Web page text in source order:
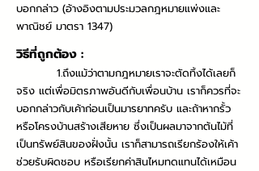
บอกกล่าว (อ้างอิงตามประมวลกฎหมายแพ่งและ
พาณิชย์ มาตรา 1347)
วิธีที่ถูกต้อง :
1.ถึงแม้ว่าตามกฎหมายเราจะตัดทิ้งได้เลยก็
จริง แต่เพื่อมิตรภาพอันดีกับเพื่อนบ้าน เราก็ควรที่จะ
บอกกล่าวกับเค้าก่อนเป็นมารยาทครับ และถ้าหากรั้ว
หรือโครงบ้านสร้างเสียหาย ซึ่งเป็นผลมาจากต้นไม้ที่
เป็นทรัพย์สินของฝั่งนั้น เราก็สามารถเรียกร้องให้เค้า
ช่วยรับผิดชอบ หรือเรียกค่าสินไหมทดแทนได้เหมือน